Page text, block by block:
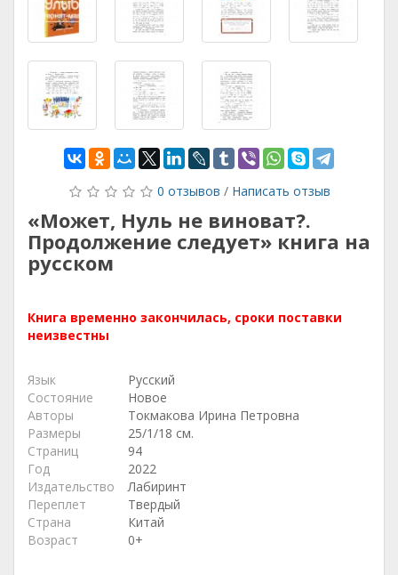
0 отзывов / Написать отзыв
«Может, Нуль не виноват?.
Продолжение следует» книга на
русском
Книга временно закончилась, сроки поставки
неизвестны
Язык
Русский
Состояние
Новое
Авторы
Токмакова Ирина Петровна
Размеры
25/1/18 см.
Страниц
94
Год
2022
Издательство
Лабиринт
Переплет
Твердый
Страна
Китай
Возраст
0+